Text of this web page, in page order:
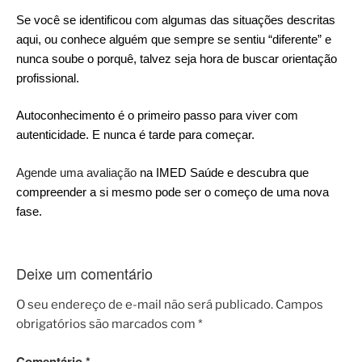
Se você se identificou com algumas das situações descritas
aqui, ou conhece alguém que sempre se sentiu “diferente” e
nunca soube o porquê, talvez seja hora de buscar orientação
profissional.
Autoconhecimento é o primeiro passo para viver com
autenticidade. E nunca é tarde para começar.
Agende uma avaliação na IMED Saúde e descubra que
compreender a si mesmo pode ser o começo de uma nova
fase.
Deixe um comentário
O seu endereço de e-mail não será publicado. Campos
obrigatórios são marcados com *